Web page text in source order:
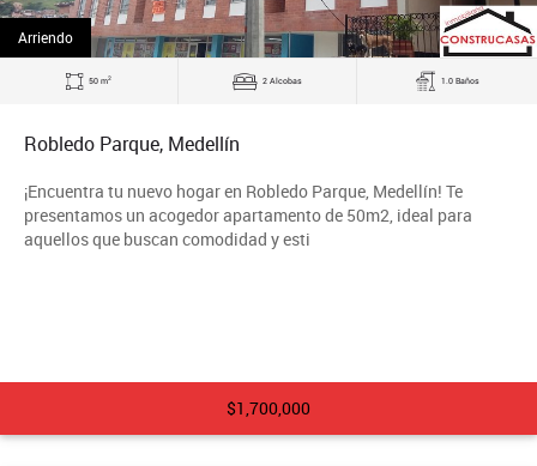
Arriendo
50 m2 2 Alcobas 1.0 Baños
Robledo Parque, Medellín
¡Encuentra tu nuevo hogar en Robledo Parque, Medellín! Te
presentamos un acogedor apartamento de 50m2, ideal para
aquellos que buscan comodidad y esti
$1,700,000